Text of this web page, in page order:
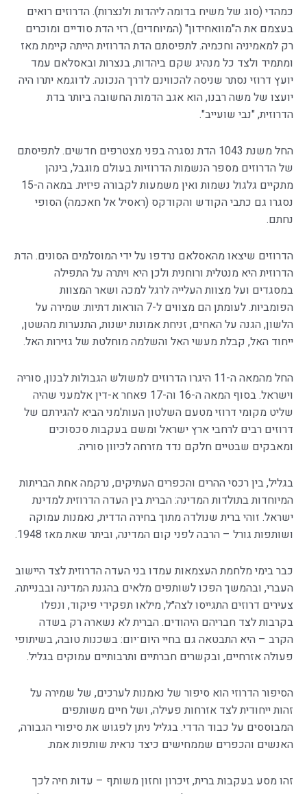
כמהדי (סוג של משיח בדומה ליהדות ולנצרות). הדרוזים רואים
בעצמם את ה"מוואחידון" (המיוחדים), רזי הדת סודיים ומוכרים
רק למאמיניה וחכמיה. לתפיסתם הדת הדרוזית הייתה קיימת מאז
ומתמיד ולצד כל מנהיג שקם ביהדות, בנצרות ובאסלאם עמד
יועץ דרוזי נסתר שניסה להכווינם לדרך הנכונה. לדוגמא יתרו היה
יועצו של משה רבנו, הוא אגב הדמות החשובה ביותר בדת
הדרוזית, "נבי שועייב".
החל משנת 1043 הדת נסגרה בפני מצטרפים חדשים. לתפיסתם
של הדרוזים מספר הנשמות הדרוזיות בעולם מוגבל, בינהן
מתקיים גלגול נשמות ואין משמעות לקבורה פיזית. במאה ה-15
נסגרו גם כתבי הקודש והקודקס (ראסיל אל חאכמה) הסופי
נחתם.
הדרוזים שיצאו מהאסלאם נרדפו על ידי המוסלמים הסונים. הדת
הדרוזית היא מנטלית ורוחנית ולכן היא ויתרה על התפילה
במסגדים ועל מצוות העלייה לרגל למכה ושאר המצוות
הפומביות. לעומתן הם מצווים ל-7 הוראות דתיות: שמירה על
הלשון, הגנה על האחים, זניחת אמונות ישנות, התנערות מהשטן,
ייחוד האל, קבלת מעשי האל והשלמה מוחלטת של גזירות האל.
החל מהמאה ה-11 היגרו הדרוזים למשולש הגבולות לבנון, סוריה
וישראל. בסוף המאה ה-16 וה-17 פאחר א-דין אלמעני שהיה
שליט מקומי דרוזי מטעם השלטון העות'מני הביא להגירתם של
דרוזים רבים לרחבי ארץ ישראל ומשם בעקבות סכסוכים
ומאבקים שבטיים חלקם נדד מזרחה לכיוון סוריה.
בגליל, בין רכסי ההרים והכפרים העתיקים, נרקמה אחת הבריתות
המיוחדות בתולדות המדינה: הברית בין העדה הדרוזית למדינת
ישראל. זוהי ברית שנולדה מתוך בחירה הדדית, נאמנות עמוקה
ושותפות גורל – הרבה לפני קום המדינה, וביתר שאת מאז 1948.
כבר בימי מלחמת העצמאות עמדו בני העדה הדרוזית לצד היישוב
העברי, ובהמשך הפכו לשותפים מלאים בהגנת המדינה ובבנייתה.
צעירים דרוזים התגייסו לצה״ל, מילאו תפקידי פיקוד, ונפלו
בקרבות לצד חבריהם היהודים. הברית לא נשארה רק בשדה
הקרב – היא התבטאה גם בחיי היום־יום: בשכנות טובה, בשיתופי
פעולה אזרחיים, ובקשרים חברתיים ותרבותיים עמוקים בגליל.
הסיפור הדרוזי הוא סיפור של נאמנות לערכים, של שמירה על
זהות ייחודית לצד אזרחות פעילה, ושל חיים משותפים
המבוססים על כבוד הדדי. בגליל ניתן לפגוש את סיפורי הגבורה,
האנשים והכפרים שממחישים כיצד נראית שותפות אמת.
זהו מסע בעקבות ברית, זיכרון וחזון משותף – עדות חיה לכך